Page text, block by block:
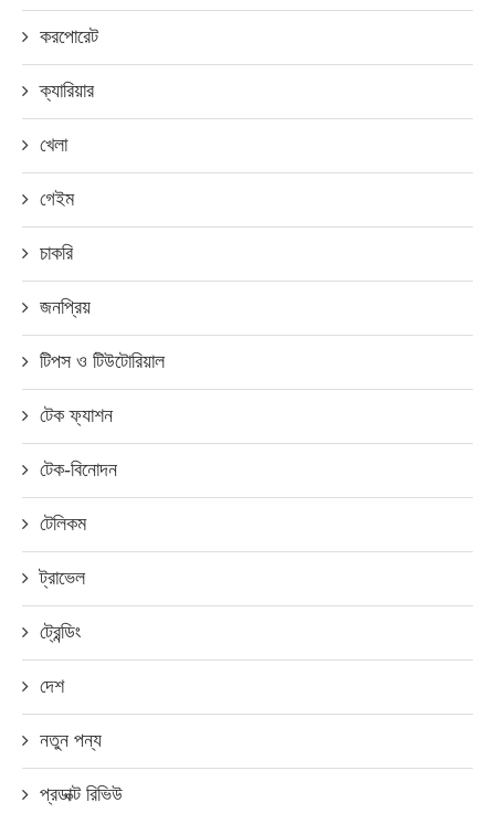
করপোরেট
ক্যারিয়ার
খেলা
গেইম
চাকরি
জনপ্রিয়
টিপস ও টিউটোরিয়াল
টেক ফ্যাশন
টেক-বিনোদন
টেলিকম
ট্রাভেল
ট্রেন্ডিং
দেশ
নতুন পন্য
প্রডাক্ট রিভিউ